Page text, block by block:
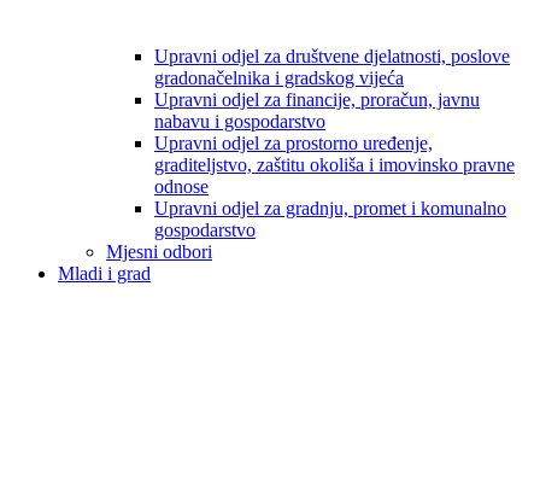
Upravni odjel za društvene djelatnosti, poslove
gradonačelnika i gradskog vijeća
Upravni odjel za financije, proračun, javnu
nabavu i gospodarstvo
Upravni odjel za prostorno uređenje,
graditeljstvo, zaštitu okoliša i imovinsko pravne
odnose
Upravni odjel za gradnju, promet i komunalno
gospodarstvo
Mjesni odbori
Mladi i grad